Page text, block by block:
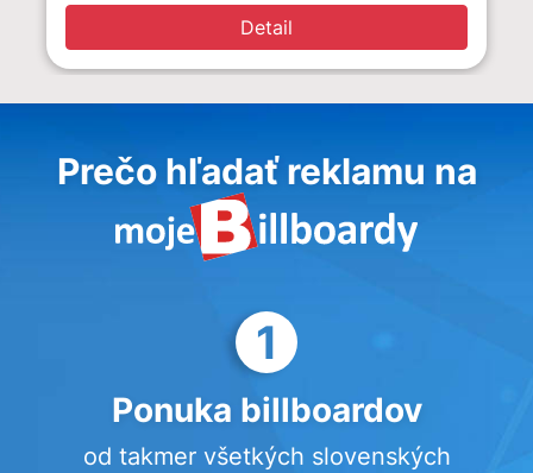
Detail
Prečo hľadať reklamu na
1
Ponuka billboardov
od takmer všetkých slovenských